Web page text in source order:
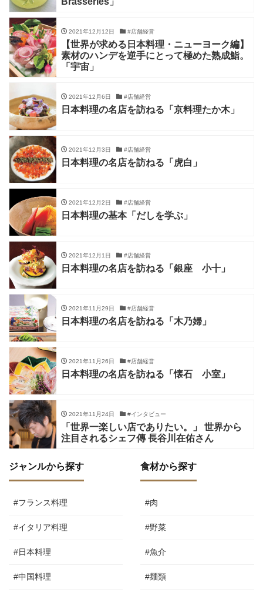
2021年12月12日 #店舗経営
【世界が求める日本料理・ニューヨーク編】
素材のハンデを逆手にとって極めた熟成鮨。
「宇宙」
2021年12月6日 #店舗経営
日本料理の名店を訪ねる「京料理たか木」
2021年12月3日 #店舗経営
日本料理の名店を訪ねる「虎白」
2021年12月2日 #店舗経営
日本料理の基本「だしを学ぶ」
2021年12月1日 #店舗経営
日本料理の名店を訪ねる「銀座 小十」
2021年11月29日 #店舗経営
日本料理の名店を訪ねる「木乃婦」
2021年11月26日 #店舗経営
日本料理の名店を訪ねる「懐石 小室」
2021年11月24日 #インタビュー
「世界一楽しい店でありたい。」 世界から
注目されるシェフ傳 長谷川在佑さん
ジャンルから探す
#フランス料理
#イタリア料理
#日本料理
#中国料理
食材から探す
#肉
#野菜
#魚介
#麺類